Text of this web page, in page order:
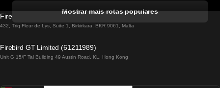
Comboios De Lisboa A Lagos
Comboios De Lisboa A Madrid
Mostrar mais rotas populares
Firebird GT Limited (OC 1451)
432, Triq Fleur de Lys, Suite 1, Birkirkara, BKR 9061, Malta
Firebird GT Limited (61211989)
Unit G 15/F Tal Building 49 Austin Road, KL, Hong Kong